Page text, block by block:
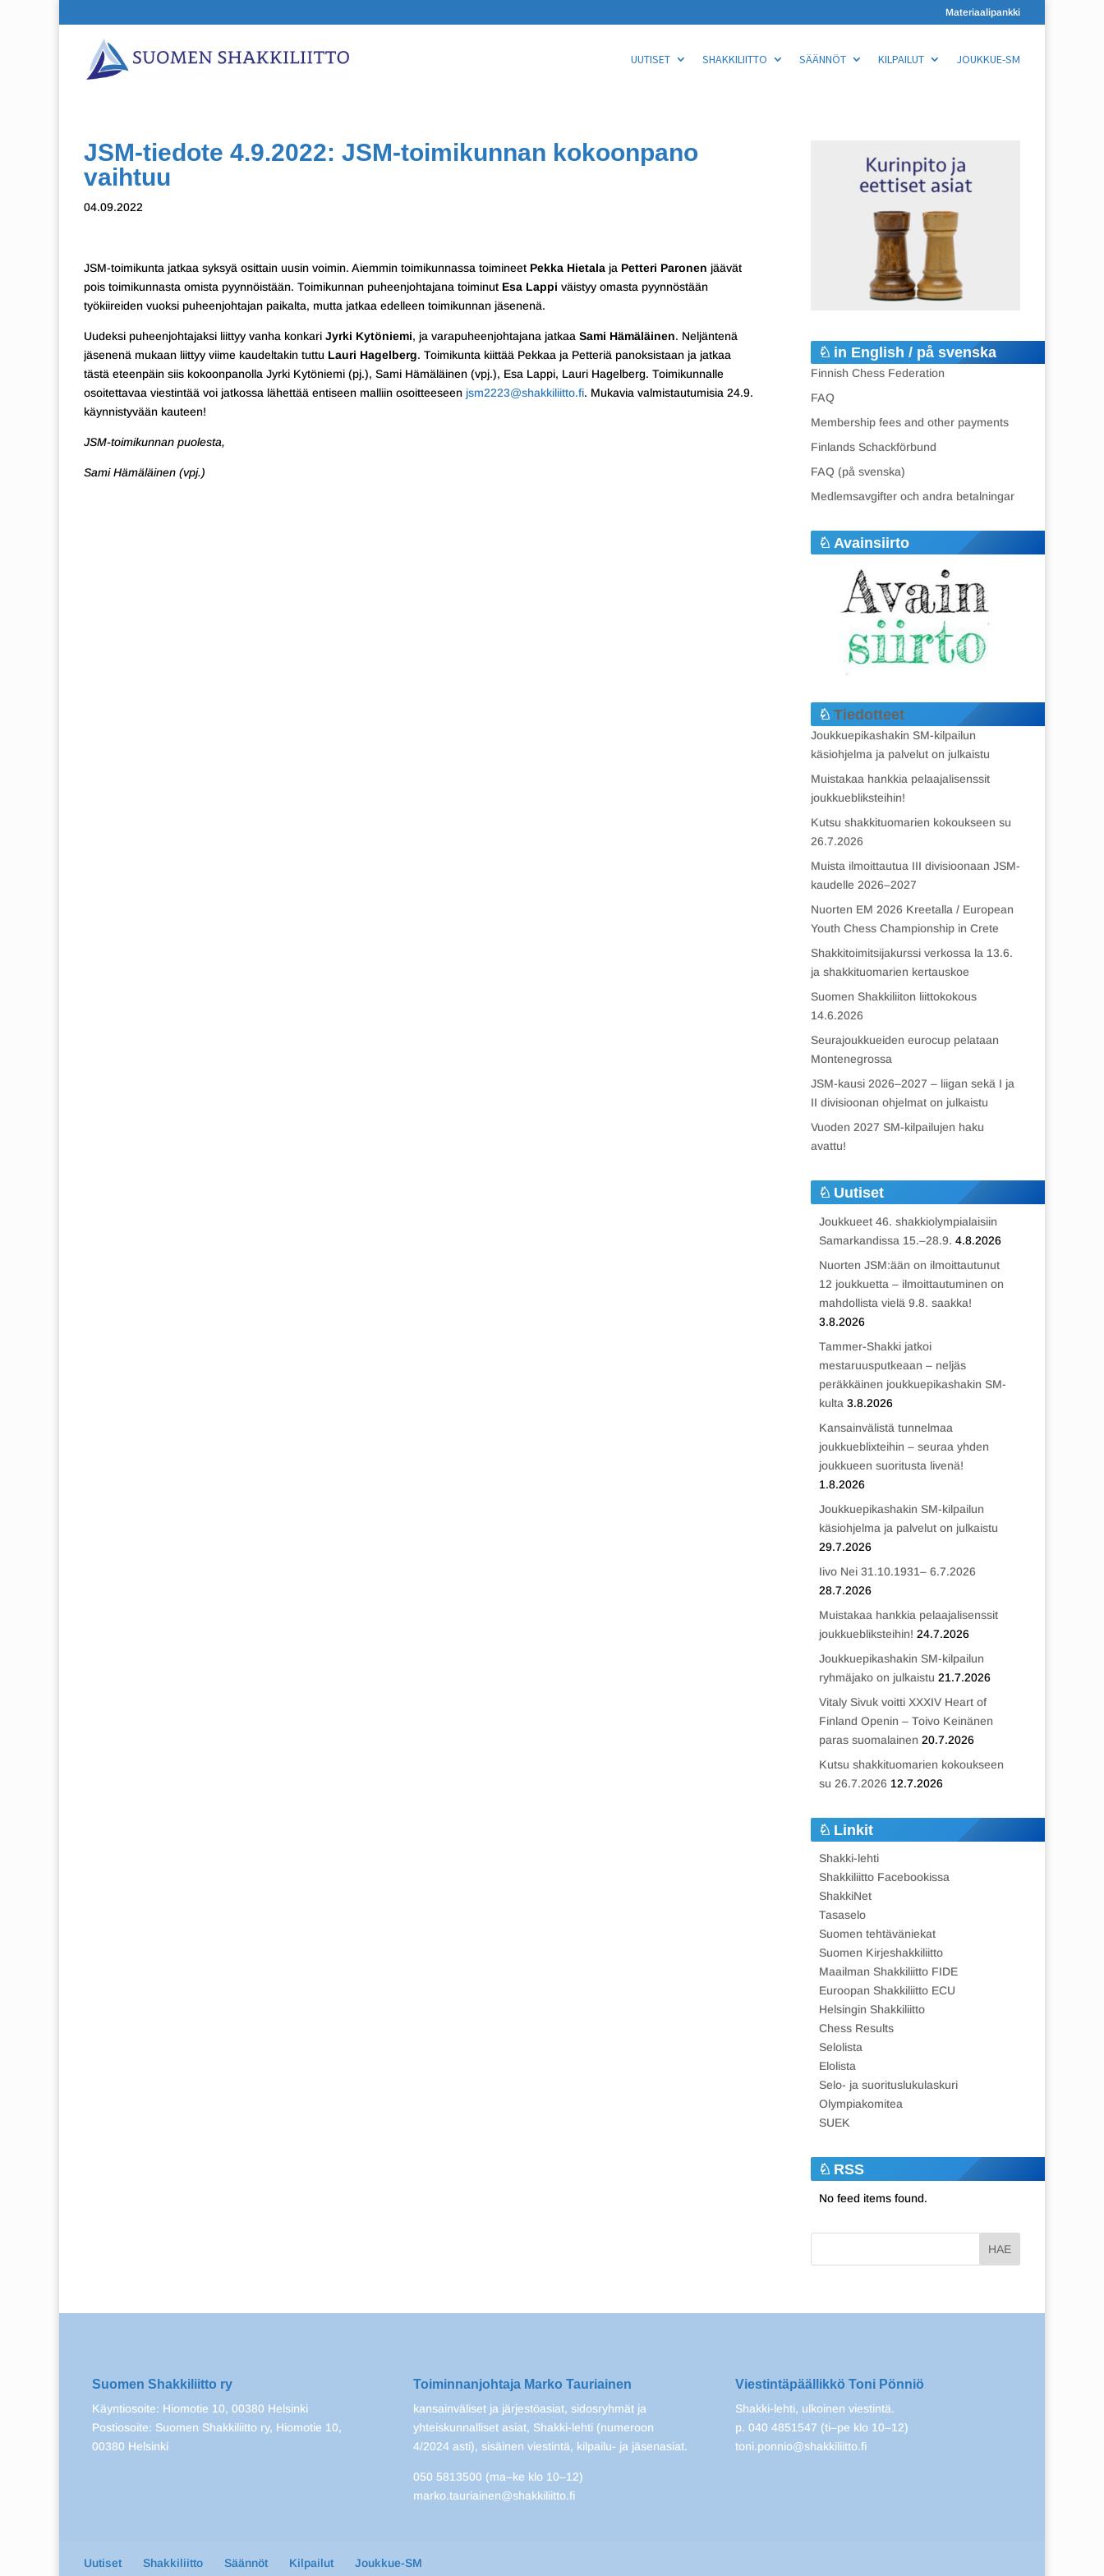
Materiaalipankki
UUTISET SHAKKILIITTO SÄÄNNÖT KILPAILUT JOUKKUE-SM
JSM-tiedote 4.9.2022: JSM-toimikunnan kokoonpano
vaihtuu
04.09.2022
JSM-toimikunta jatkaa syksyä osittain uusin voimin. Aiemmin toimikunnassa toimineet Pekka Hietala ja Petteri Paronen jäävät
pois toimikunnasta omista pyynnöistään. Toimikunnan puheenjohtajana toiminut Esa Lappi väistyy omasta pyynnöstään
työkiireiden vuoksi puheenjohtajan paikalta, mutta jatkaa edelleen toimikunnan jäsenenä.
Uudeksi puheenjohtajaksi liittyy vanha konkari Jyrki Kytöniemi, ja varapuheenjohtajana jatkaa Sami Hämäläinen. Neljäntenä
jäsenenä mukaan liittyy viime kaudeltakin tuttu Lauri Hagelberg. Toimikunta kiittää Pekkaa ja Petteriä panoksistaan ja jatkaa
tästä eteenpäin siis kokoonpanolla Jyrki Kytöniemi (pj.), Sami Hämäläinen (vpj.), Esa Lappi, Lauri Hagelberg. Toimikunnalle
osoitettavaa viestintää voi jatkossa lähettää entiseen malliin osoitteeseen jsm2223@shakkiliitto.fi. Mukavia valmistautumisia 24.9.
käynnistyvään kauteen!
JSM-toimikunnan puolesta,
Sami Hämäläinen (vpj.)
in English / på svenska
Finnish Chess Federation
FAQ
Membership fees and other payments
Finlands Schackförbund
FAQ (på svenska)
Medlemsavgifter och andra betalningar
Avainsiirto
Tiedotteet
Joukkuepikashakin SM-kilpailun
käsiohjelma ja palvelut on julkaistu
Muistakaa hankkia pelaajalisenssit
joukkuebliksteihin!
Kutsu shakkituomarien kokoukseen su
26.7.2026
Muista ilmoittautua III divisioonaan JSM-
kaudelle 2026–2027
Nuorten EM 2026 Kreetalla / European
Youth Chess Championship in Crete
Shakkitoimitsijakurssi verkossa la 13.6.
ja shakkituomarien kertauskoe
Suomen Shakkiliiton liittokokous
14.6.2026
Seurajoukkueiden eurocup pelataan
Montenegrossa
JSM-kausi 2026–2027 – liigan sekä I ja
II divisioonan ohjelmat on julkaistu
Vuoden 2027 SM-kilpailujen haku
avattu!
Uutiset
Joukkueet 46. shakkiolympialaisiin
Samarkandissa 15.–28.9. 4.8.2026
Nuorten JSM:ään on ilmoittautunut
12 joukkuetta – ilmoittautuminen on
mahdollista vielä 9.8. saakka!
3.8.2026
Tammer-Shakki jatkoi
mestaruusputkeaan – neljäs
peräkkäinen joukkuepikashakin SM-
kulta 3.8.2026
Kansainvälistä tunnelmaa
joukkueblixteihin – seuraa yhden
joukkueen suoritusta livenä!
1.8.2026
Joukkuepikashakin SM-kilpailun
käsiohjelma ja palvelut on julkaistu
29.7.2026
Iivo Nei 31.10.1931– 6.7.2026
28.7.2026
Muistakaa hankkia pelaajalisenssit
joukkuebliksteihin! 24.7.2026
Joukkuepikashakin SM-kilpailun
ryhmäjako on julkaistu 21.7.2026
Vitaly Sivuk voitti XXXIV Heart of
Finland Openin – Toivo Keinänen
paras suomalainen 20.7.2026
Kutsu shakkituomarien kokoukseen
su 26.7.2026 12.7.2026
Linkit
Shakki-lehti
Shakkiliitto Facebookissa
ShakkiNet
Tasaselo
Suomen tehtäväniekat
Suomen Kirjeshakkiliitto
Maailman Shakkiliitto FIDE
Euroopan Shakkiliitto ECU
Helsingin Shakkiliitto
Chess Results
Selolista
Elolista
Selo- ja suorituslukulaskuri
Olympiakomitea
SUEK
RSS
No feed items found.
Suomen Shakkiliitto ry
Käyntiosoite: Hiomotie 10, 00380 Helsinki
Postiosoite: Suomen Shakkiliitto ry, Hiomotie 10,
00380 Helsinki
Toiminnanjohtaja Marko Tauriainen
kansainväliset ja järjestöasiat, sidosryhmät ja
yhteiskunnalliset asiat, Shakki-lehti (numeroon
4/2024 asti), sisäinen viestintä, kilpailu- ja jäsenasiat.
050 5813500 (ma–ke klo 10–12)
marko.tauriainen@shakkiliitto.fi
Viestintäpäällikkö Toni Pönniö
Shakki-lehti, ulkoinen viestintä.
p. 040 4851547 (ti–pe klo 10–12)
toni.ponnio@shakkiliitto.fi
Uutiset Shakkiliitto Säännöt Kilpailut Joukkue-SM